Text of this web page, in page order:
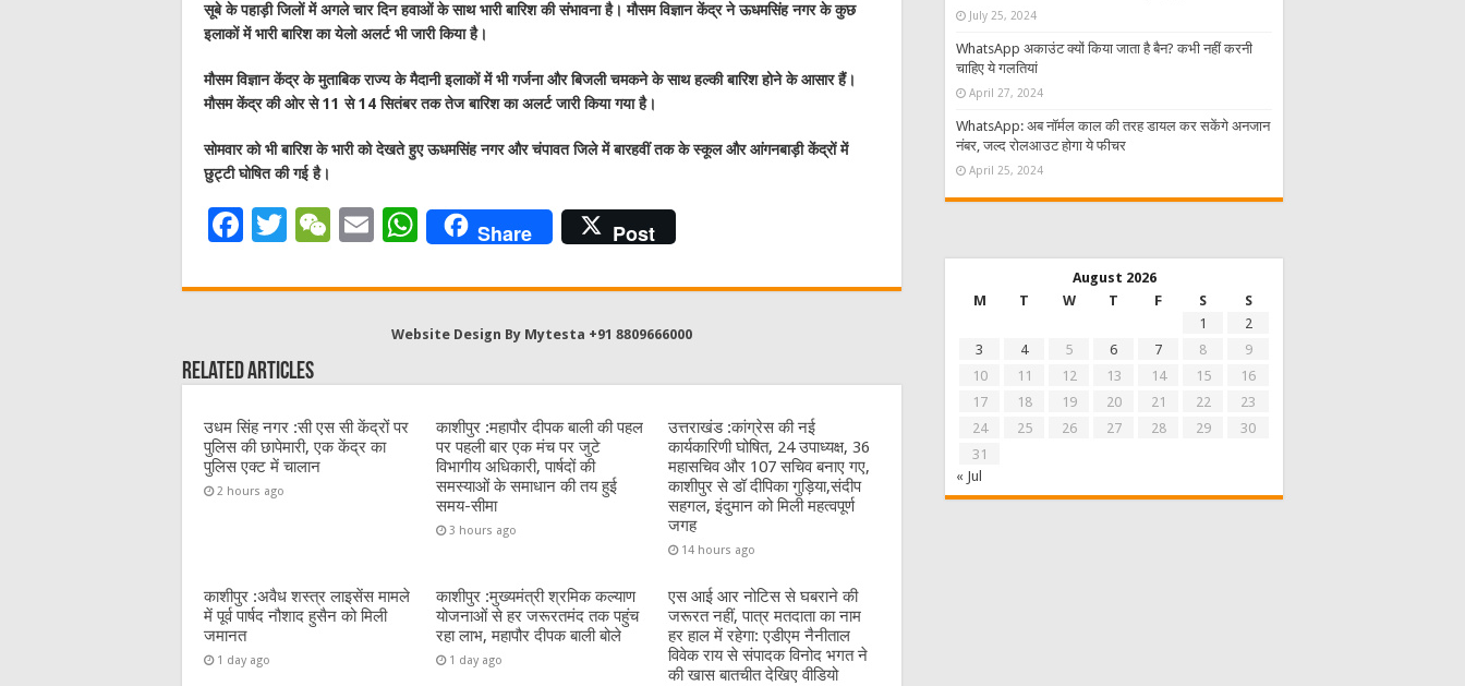
सूबे के पहाड़ी जिलों में अगले चार दिन हवाओं के साथ भारी बारिश की संभावना है। मौसम विज्ञान केंद्र ने ऊधमसिंह नगर के कुछ
इलाकों में भारी बारिश का येलो अलर्ट भी जारी किया है।
मौसम विज्ञान केंद्र के मुताबिक राज्य के मैदानी इलाकों में भी गर्जना और बिजली चमकने के साथ हल्की बारिश होने के आसार हैं।
मौसम केंद्र की ओर से 11 से 14 सितंबर तक तेज बारिश का अलर्ट जारी किया गया है।
सोमवार को भी बारिश के भारी को देखते हुए ऊधमसिंह नगर और चंपावत जिले में बारहवीं तक के स्कूल और आंगनबाड़ी केंद्रों में
छुट्टी घोषित की गई है।
F
c
b
o
o
k
T
it
r
W
C
E
ai
W
at
s
p
p
Share Post
Website Design By Mytesta +91 8809666000
Related Articles
उधम सिंह नगर :सी एस सी केंद्रों पर
पुलिस की छापेमारी, एक केंद्र का
पुलिस एक्ट में चालान
2 hours ago
काशीपुर :महापौर दीपक बाली की पहल
पर पहली बार एक मंच पर जुटे
विभागीय अधिकारी, पार्षदों की
समस्याओं के समाधान की तय हुई
समय-सीमा
3 hours ago
उत्तराखंड :कांग्रेस की नई
कार्यकारिणी घोषित, 24 उपाध्यक्ष, 36
महासचिव और 107 सचिव बनाए गए,
काशीपुर से डॉ दीपिका गुड़िया,संदीप
सहगल, इंदुमान को मिली महत्वपूर्ण
जगह
14 hours ago
काशीपुर :अवैध शस्त्र लाइसेंस मामले
में पूर्व पार्षद नौशाद हुसैन को मिली
जमानत
1 day ago
काशीपुर :मुख्यमंत्री श्रमिक कल्याण
योजनाओं से हर जरूरतमंद तक पहुंच
रहा लाभ, महापौर दीपक बाली बोले
1 day ago
एस आई आर नोटिस से घबराने की
जरूरत नहीं, पात्र मतदाता का नाम
हर हाल में रहेगा: एडीएम नैनीताल
विवेक राय से संपादक विनोद भगत ने
की खास बातचीत देखिए वीडियो
July 25, 2024
WhatsApp अकाउंट क्यों किया जाता है बैन? कभी नहीं करनी
चाहिए ये गलतियां
April 27, 2024
WhatsApp: अब नॉर्मल काल की तरह डायल कर सकेंगे अनजान
नंबर, जल्द रोलआउट होगा ये फीचर
April 25, 2024
August 2026
M
T W T F S
S
1
2
3
4 5 6 7 8
9
10
11 12 13 14 15
16
17
18 19 20 21 22
23
24
25 26 27 28 29
30
31
« Jul